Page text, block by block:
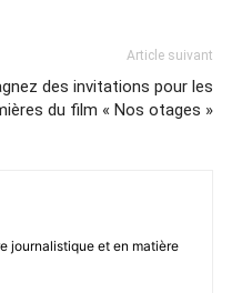
Article suivant
des invitations pour les
du film « Nos otages »
journalistique et en matière